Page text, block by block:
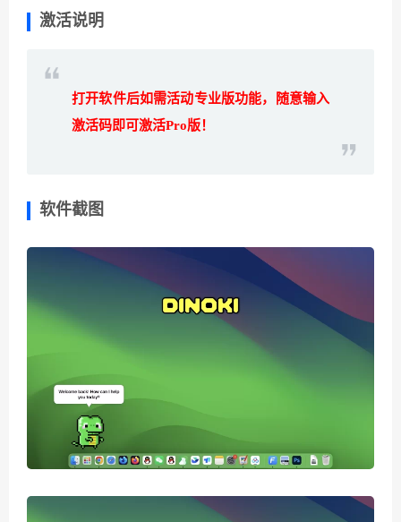
激活说明
打开软件后如需活动专业版功能，随意输入
激活码即可激活Pro版！
软件截图